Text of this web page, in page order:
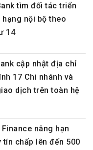
tìm đối tác triển
hạng nội bộ theo
14
cập nhật địa chỉ
17 Chi nhánh và
dịch trên toàn hệ
nâng hạn
tín chấp lên đến 500